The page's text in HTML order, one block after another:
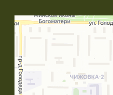
Минск
Яндекс Карты